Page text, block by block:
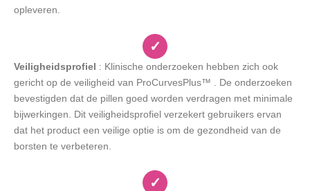
opleveren.
✓
Veiligheidsprofiel : Klinische onderzoeken hebben zich ook
gericht op de veiligheid van ProCurvesPlus™ . De onderzoeken
bevestigden dat de pillen goed worden verdragen met minimale
bijwerkingen. Dit veiligheidsprofiel verzekert gebruikers ervan
dat het product een veilige optie is om de gezondheid van de
borsten te verbeteren.
✓